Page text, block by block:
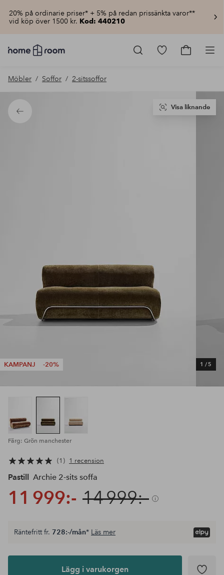
20% på ordinarie priser* + 5% på redan prissänkta varor**
vid köp över 1500 kr. Kod: 440210
Homeroom
–
hemmet
pris
Gå
Gå
Möbler Soffor 2-sitssoffor
Tillbaka
KAMPANJ -20% 1 /5
Visa liknande
Färg: Grön manchester
1 1 recension
Pastill Archie 2-sits soffa
11 999:- 14 999:-
Lägg i
Räntefritt fr. 728:-/mån* Läs mer
Lägg i varukorgen